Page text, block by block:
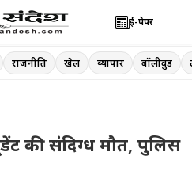
ई-पेपर
राजनीति खेल व्यापार बॉलीवुड
की संदिग्ध मौत, पुलिस